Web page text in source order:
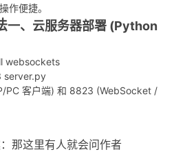
作便捷。
一、云服务器部署 (Python
websockets
server.py
PC 客户端) 和 8823 (WebSocket /
那这里有人就会问作者